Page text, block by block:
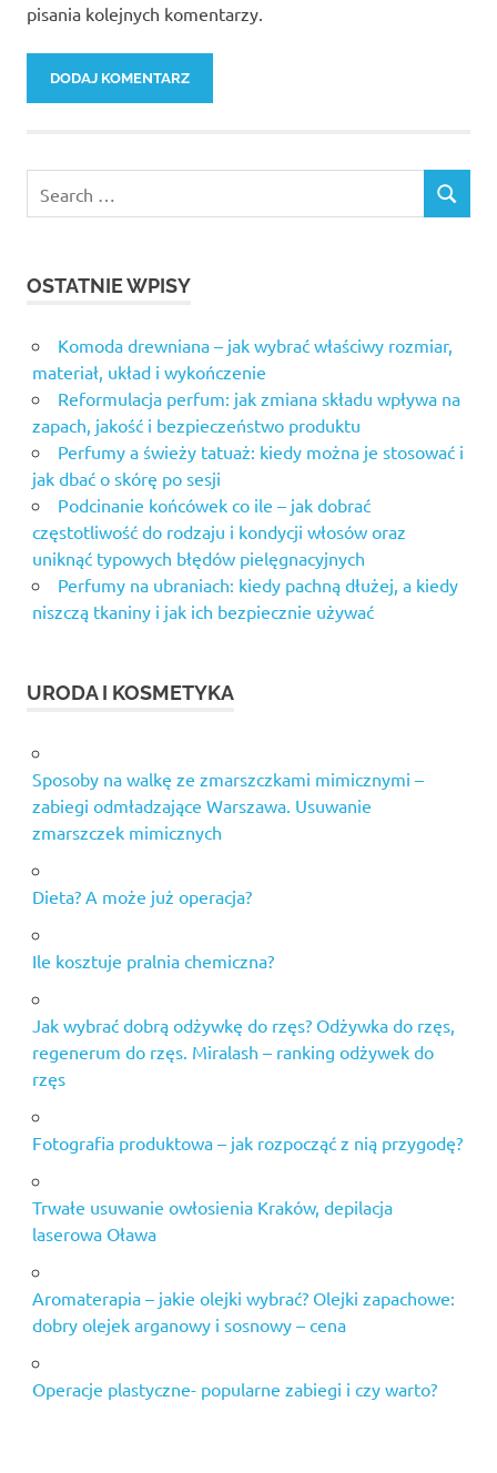
pisania kolejnych komentarzy.
OSTATNIE WPISY
Komoda drewniana – jak wybrać właściwy rozmiar,
materiał, układ i wykończenie
Reformulacja perfum: jak zmiana składu wpływa na
zapach, jakość i bezpieczeństwo produktu
Perfumy a świeży tatuaż: kiedy można je stosować i
jak dbać o skórę po sesji
Podcinanie końcówek co ile – jak dobrać
częstotliwość do rodzaju i kondycji włosów oraz
uniknąć typowych błędów pielęgnacyjnych
Perfumy na ubraniach: kiedy pachną dłużej, a kiedy
niszczą tkaniny i jak ich bezpiecznie używać
URODA I KOSMETYKA
Sposoby na walkę ze zmarszczkami mimicznymi –
zabiegi odmładzające Warszawa. Usuwanie
zmarszczek mimicznych
Dieta? A może już operacja?
Ile kosztuje pralnia chemiczna?
Jak wybrać dobrą odżywkę do rzęs? Odżywka do rzęs,
regenerum do rzęs. Miralash – ranking odżywek do
rzęs
Fotografia produktowa – jak rozpocząć z nią przygodę?
Trwałe usuwanie owłosienia Kraków, depilacja
laserowa Oława
Aromaterapia – jakie olejki wybrać? Olejki zapachowe:
dobry olejek arganowy i sosnowy – cena
Operacje plastyczne- popularne zabiegi i czy warto?